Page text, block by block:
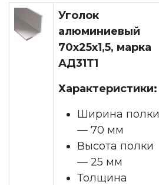
Уголок
алюминиевый
70x25x1,5, марка
АД31Т1
Характеристики:
Ширина полки
— 70 мм
Высота полки
— 25 мм
Толщина